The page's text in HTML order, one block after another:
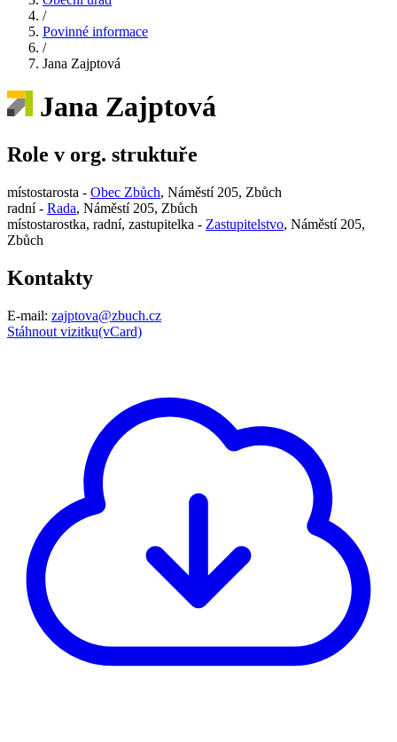
/
Povinné informace
/
Jana Zajptová
Jana Zajptová
Role v org. struktuře
místostarosta - Obec Zbůch, Náměstí 205, Zbůch
radní - Rada, Náměstí 205, Zbůch
místostarostka, radní, zastupitelka - Zastupitelstvo, Náměstí 205,
Zbůch
Kontakty
E-mail: zajptova@zbuch.cz
Stáhnout vizitku(vCard)